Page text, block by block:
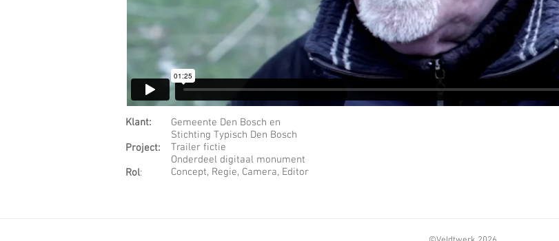
Klant:
Project:
Rol:
Gemeente Den Bosch en
Stichting Typisch Den Bosch
Trailer fictie
Onderdeel digitaal monument
Concept, Regie, Camera, Editor